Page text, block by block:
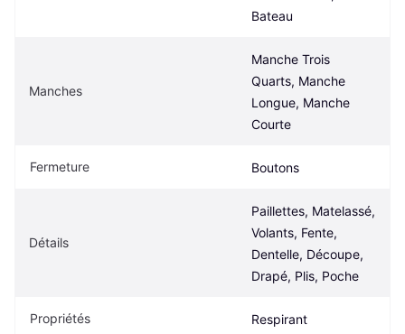
Bateau
Manches
Manche Trois
Quarts, Manche
Longue, Manche
Courte
Fermeture Boutons
Détails
Paillettes, Matelassé,
Volants, Fente,
Dentelle, Découpe,
Drapé, Plis, Poche
Propriétés Respirant